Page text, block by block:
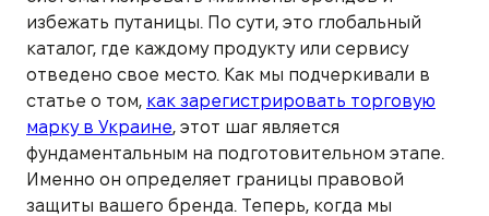
избежать путаницы. По сути, это глобальный
каталог, где каждому продукту или сервису
отведено свое место. Как мы подчеркивали в
статье о том, как зарегистрировать торговую
марку в Украине, этот шаг является
фундаментальным на подготовительном этапе.
Именно он определяет границы правовой
защиты вашего бренда. Теперь, когда мы